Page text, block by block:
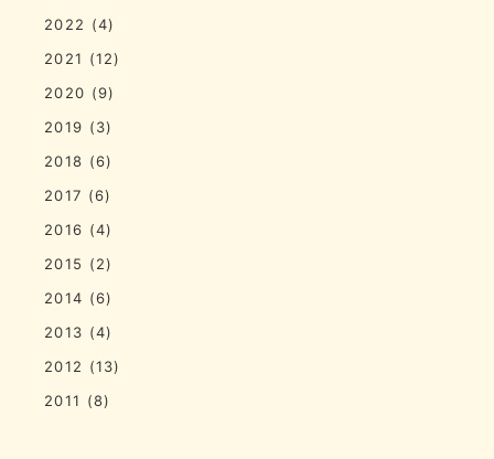
2022 (4)
2021 (12)
2020 (9)
2019 (3)
2018 (6)
2017 (6)
2016 (4)
2015 (2)
2014 (6)
2013 (4)
2012 (13)
2011 (8)